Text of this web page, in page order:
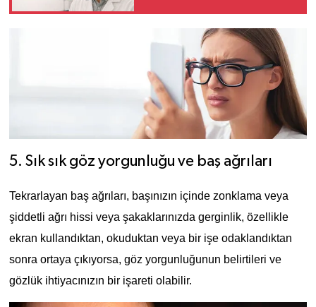
5. Sık sık göz yorgunluğu ve baş ağrıları
Tekrarlayan baş ağrıları, başınızın içinde zonklama veya
şiddetli ağrı hissi veya şakaklarınızda gerginlik, özellikle
ekran kullandıktan, okuduktan veya bir işe odaklandıktan
sonra ortaya çıkıyorsa, göz yorgunluğunun belirtileri ve
gözlük ihtiyacınızın bir işareti olabilir.